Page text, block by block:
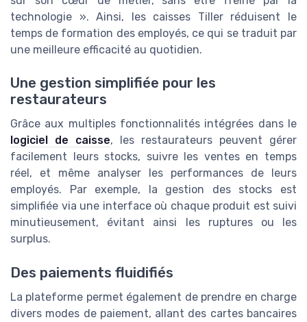
technologie ». Ainsi, les caisses Tiller réduisent le
temps de formation des employés, ce qui se traduit par
une meilleure efficacité au quotidien.
Une gestion simplifiée pour les
restaurateurs
Grâce aux multiples fonctionnalités intégrées dans le
logiciel de caisse, les restaurateurs peuvent gérer
facilement leurs stocks, suivre les ventes en temps
réel, et même analyser les performances de leurs
employés. Par exemple, la gestion des stocks est
simplifiée via une interface où chaque produit est suivi
minutieusement, évitant ainsi les ruptures ou les
surplus.
Des paiements fluidifiés
La plateforme permet également de prendre en charge
divers modes de paiement, allant des cartes bancaires